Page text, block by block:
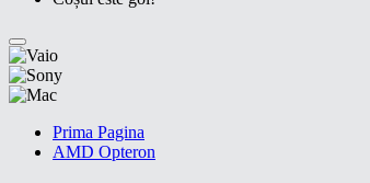
Prima Pagina
AMD Opteron